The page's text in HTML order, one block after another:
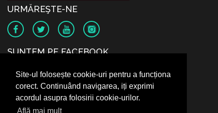
Site-ul folosește cookie-uri pentru a funcționa
corect. Continuând navigarea, iți exprimi
acordul asupra folosirii cookie-urilor.
Află mai mult
URMĂREŞTE-NE
SUNTEM PE FACEBOOK